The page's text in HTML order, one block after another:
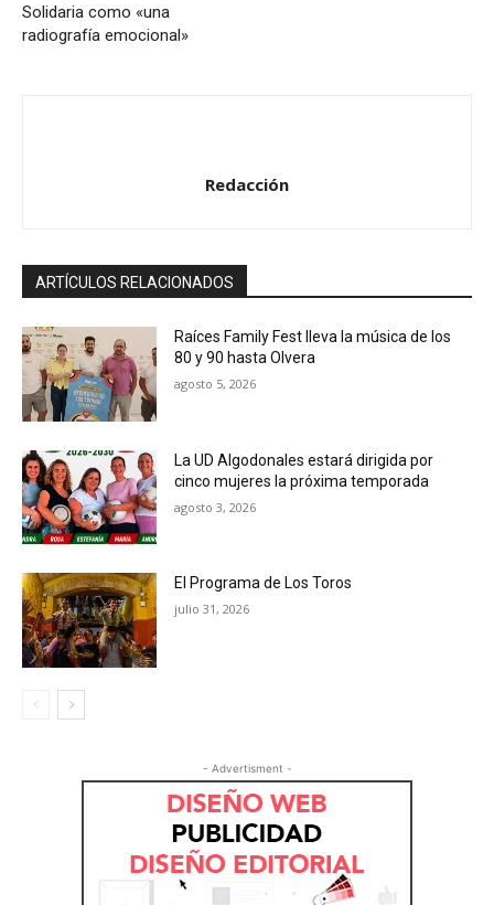
a
Solidaria como «una
radiografía emocional»
Redacción
ARTÍCULOS RELACIONADOS
Raíces Family Fest lleva la música de los
80 y 90 hasta Olvera
agosto 5, 2026
La UD Algodonales estará dirigida por
cinco mujeres la próxima temporada
agosto 3, 2026
El Programa de Los Toros
julio 31, 2026
- Advertisment -